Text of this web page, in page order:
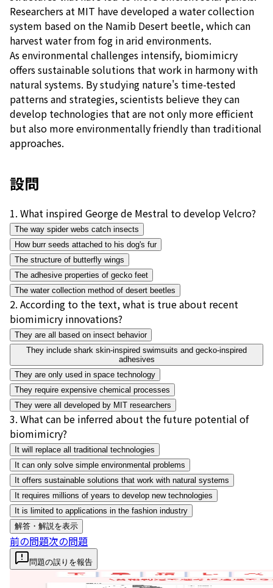
Researchers at MIT have developed a water collection
system based on the Namib Desert beetle, which can
harvest water from fog in arid environments.
As environmental challenges intensify, biomimicry
offers sustainable solutions that work in harmony with
natural systems. By studying nature's time-tested
patterns and strategies, scientists believe they can
develop technologies that are not only more efficient
but also more environmentally friendly than traditional
approaches.
設問
1. What inspired George de Mestral to develop Velcro?
The way spider webs catch insects
How burr seeds attached to his dog's fur
The structure of butterfly wings
The adhesive properties of gecko feet
The water collection method of desert beetles
2. According to the text, what is true about recent
biomimicry innovations?
They are all based on insect behavior
They include shark skin-inspired swimsuits and gecko-inspired
adhesives
They are only used in space technology
They require expensive chemical processes
They were all developed by MIT researchers
3. What can be inferred about the future potential of
biomimicry?
It will replace all traditional technologies
It can only solve simple environmental problems
It offers sustainable solutions that work with natural systems
It requires millions of years to develop new technologies
It is limited to applications in the fashion industry
解答・解説を表示
前の問題次の問題
問題の誤りを報告